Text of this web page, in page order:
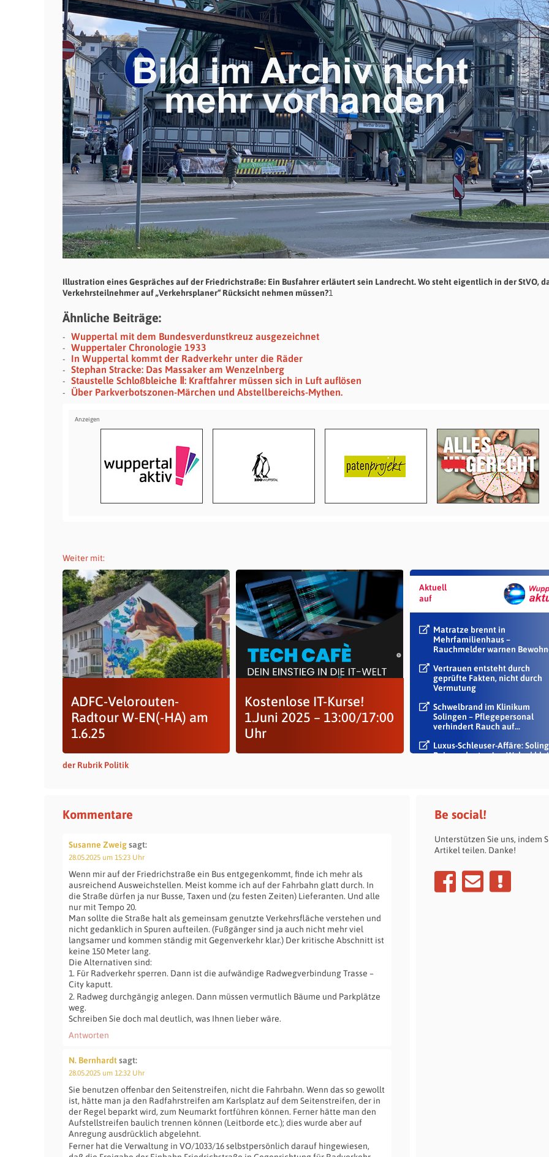
Illustration eines Gespräches auf der Friedrichstraße: Ein Busfahrer erläutert sein Landrecht. Wo steht eigentlich in der StVO,
Verkehrsteilnehmer auf „Verkehrsplaner“ Rücksicht nehmen müssen?1
Ähnliche Beiträge:
Wuppertal mit dem Bundesverdunstkreuz ausgezeichnet
Wuppertaler Chronologie 1933
In Wuppertal kommt der Radverkehr unter die Räder
Stephan Stracke: Das Massaker am Wenzelnberg
Staustelle Schloßbleiche Ⅱ: Kraftfahrer müssen sich in Luft auflösen
Über Parkverbotszonen-Märchen und Abstellbereichs-Mythen.
Weiter mit:
ADFC-Velorouten-
Radtour W-EN(-HA) am
1.6.25
Kostenlose IT-Kurse!
1.Juni 2025 – 13:00/17:00
Uhr
Aktuell
auf
Matratze brennt in
Mehrfamilienhaus –
Rauchmelder warnen
Vertrauen entsteht durch
geprüfte Fakten, nicht durch
Vermutung
Schwelbrand im Klinikum
Solingen – Pflegepersonal
verhindert Rauch auf...
Luxus-Schleuser-Affäre:
Beigeordneter Jan Welzel
der Rubrik Politik
Kommentare
Susanne Zweigsagt:
28.05.2025 um 15:23 Uhr
Wenn mir auf der Friedrichstraße ein Bus entgegenkommt, finde ich mehr als
ausreichend Ausweichstellen. Meist komme ich auf der Fahrbahn glatt durch. In
die Straße dürfen ja nur Busse, Taxen und (zu festen Zeiten) Lieferanten. Und alle
nur mit Tempo 20.
Man sollte die Straße halt als gemeinsam genutzte Verkehrsfläche verstehen und
nicht gedanklich in Spuren aufteilen. (Fußgänger sind ja auch nicht mehr viel
langsamer und kommen ständig mit Gegenverkehr klar.) Der kritische Abschnitt ist
keine 150 Meter lang.
Die Alternativen sind:
1. Für Radverkehr sperren. Dann ist die aufwändige Radwegverbindung Trasse –
City kaputt.
2. Radweg durchgängig anlegen. Dann müssen vermutlich Bäume und Parkplätze
weg.
Schreiben Sie doch mal deutlich, was Ihnen lieber wäre.
Antworten
N. Bernhardtsagt:
28.05.2025 um 12:32 Uhr
Sie benutzen offenbar den Seitenstreifen, nicht die Fahrbahn. Wenn das so gewollt
ist, hätte man ja den Radfahrstreifen am Karlsplatz auf dem Seitenstreifen, der in
der Regel beparkt wird, zum Neumarkt fortführen können. Ferner hätte man den
Aufstellstreifen baulich trennen können (Leitborde etc.); dies wurde aber auf
Anregung ausdrücklich abgelehnt.
Ferner hat die Verwaltung in VO/1033/16 selbstpersönlich darauf hingewiesen,
Be social!
Unterstützen Sie uns, indem
Artikel teilen. Danke!